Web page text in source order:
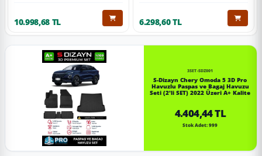
10.998,68 TL 6.298,60 TL
3SET-SDZ001
S-Dizayn Chery Omoda 5 3D Pro
Havuzlu Paspas ve Bagaj Havuzu
Seti (2'li SET) 2022 Üzeri A+ Kalite
4.404,44 TL
Stok Adet: 999